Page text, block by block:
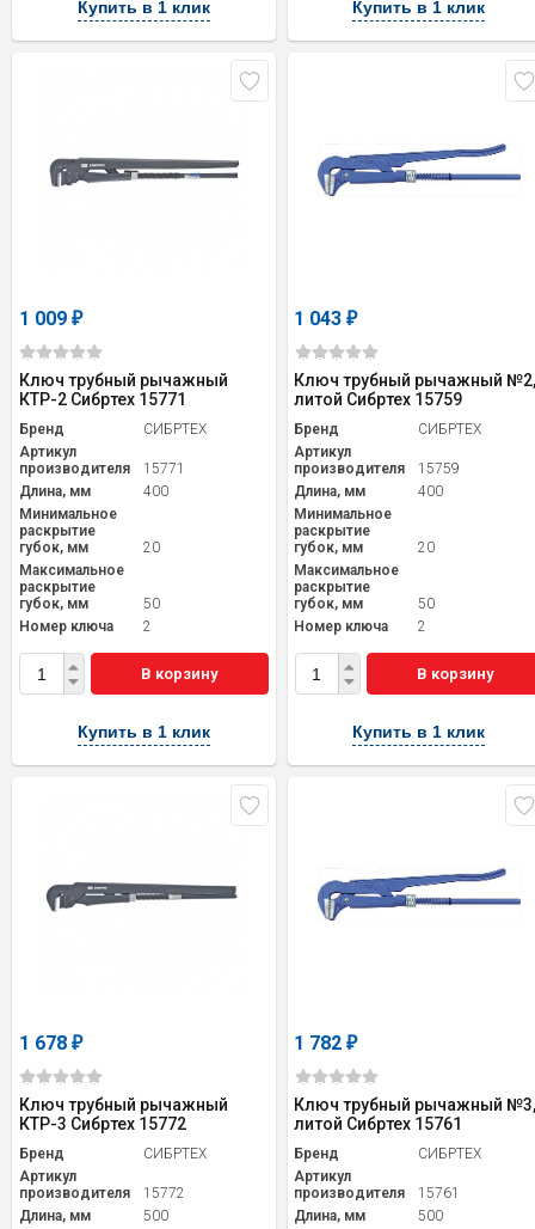
Купить в 1 клик Купить в 1 клик
1 009 ₽
Ключ трубный рычажный
КТР-2 Сибртех 15771
Бренд
СИБРТЕХ
Артикул
производителя
15771
Длина, мм
400
Минимальное
раскрытие
губок, мм
20
Максимальное
раскрытие
губок, мм
50
Номер ключа
2
В корзину
Купить в 1 клик
1 043₽
Ключ трубный рычажный
литой Сибртех 15759
Бренд
СИБРТЕХ
Артикул
производителя
15759
Длина, мм
400
Минимальное
раскрытие
губок, мм
20
Максимальное
раскрытие
губок, мм
50
Номер ключа
2
В корзину
Купить в 1 клик
1 678 ₽
Ключ трубный рычажный
КТР-3 Сибртех 15772
Бренд
СИБРТЕХ
Артикул
производителя
15772
Длина, мм
500
1 782₽
Ключ трубный рычажный
литой Сибртех 15761
Бренд
СИБРТЕХ
Артикул
производителя
15761
Длина, мм
500